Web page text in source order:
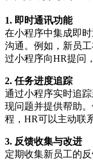
1. 即时通讯功能
在小程序中集成即
沟通。例如，新员
过小程序向HR提问
2. 任务进度追踪
通过小程序实时追
现问题并提供帮助
程，HR可以主动联
3. 反馈收集与改进
定期收集新员工的